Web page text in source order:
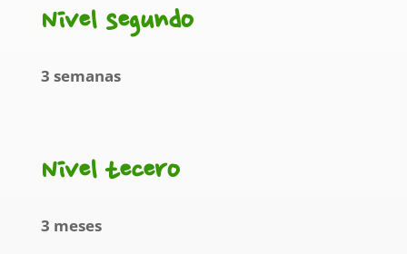
Nivel segundo
3 semanas
Nivel tecero
3 meses